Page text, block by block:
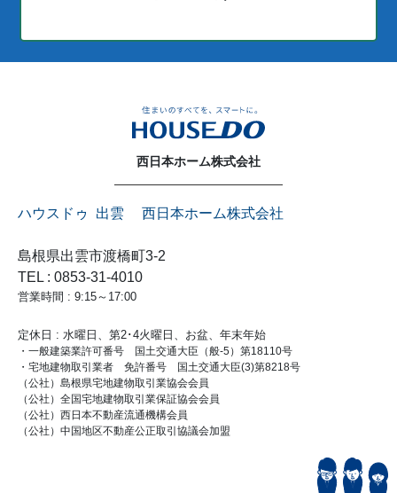
西日本ホーム株式会社
ハウスドゥ 出雲 西日本ホーム株式会社
島根県出雲市渡橋町3-2
TEL : 0853-31-4010
営業時間 : 9:15～17:00
定休日 : 水曜日、第2･4火曜日、お盆、年末年始
・一般建築業許可番号 国土交通大臣（般-5）第18110号
・宅地建物取引業者 免許番号 国土交通大臣(3)第8218号
（公社）島根県宅地建物取引業協会会員
（公社）全国宅地建物取引業保証協会会員
（公社）西日本不動産流通機構会員
（公社）中国地区不動産公正取引協議会加盟